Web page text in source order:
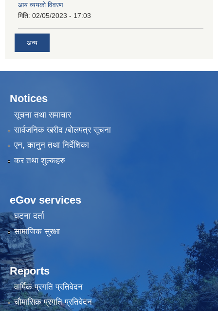
आय व्ययको विवरण
मिति: 02/05/2023 - 17:03
अन्य
Notices
सूचना तथा समाचार
सार्वजनिक खरीद /बोलपत्र सूचना
एन, कानुन तथा निर्देशिका
कर तथा शुल्कहरु
eGov services
घटना दर्ता
सामाजिक सुरक्षा
Reports
वार्षिक प्रगति प्रतिवेदन
चौमासिक प्रगति प्रतिवेदन